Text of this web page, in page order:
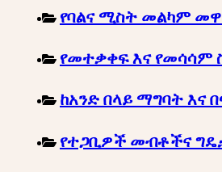
የባልና ሚስት መልካም
የመተቃቀፍ እና የመሳሳም
ከአንድ በላይ ማግባት እና
የተጋቢዎች መብቶችና